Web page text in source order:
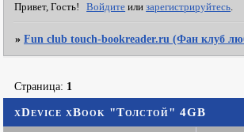
Привет, Гость! Войдите илизарегистрируйтесь
»Fun club touch-bookreader.ru (Фан клуб
xDevice xBook "Толстой" 4GB
Страница: 1